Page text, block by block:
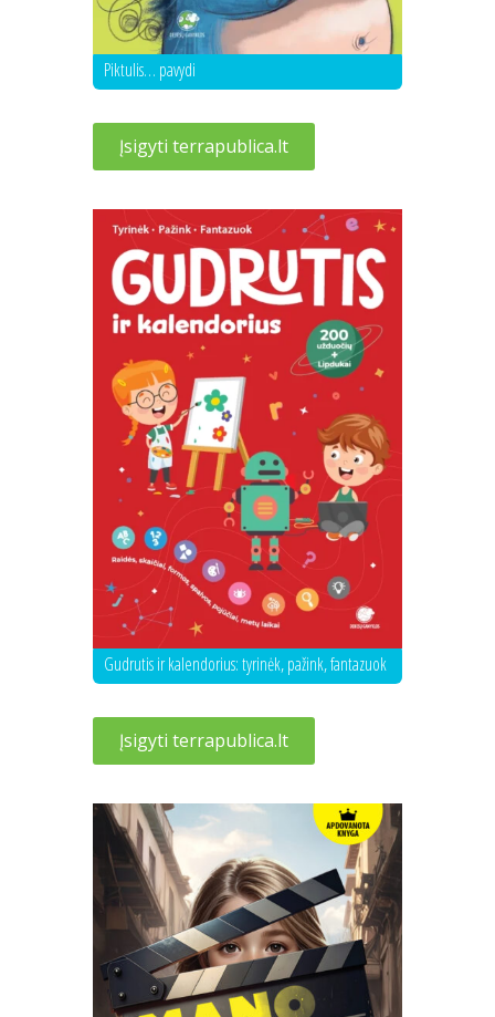
Piktulis… pavydi
Įsigyti terrapublica.lt
Gudrutis ir kalendorius: tyrinėk, pažink, fantazuok
Įsigyti terrapublica.lt